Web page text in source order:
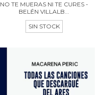
NO TE MUERAS NI TE CURES -
BELÉN VILLALB...
SIN STOCK